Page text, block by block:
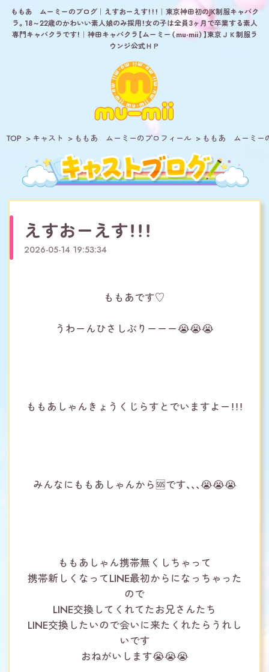
ももあ ムーミーのブログ｜えすおーえす！！！｜東京神田初のJK制服キャバク
ラ。18～22歳のかわいい素人娘のみ採用！女の子は全員3ヶ月で卒業する素人
専門キャバクラです！｜神田キャバクラ【ムーミー（mu-mii）】東京ＪＫ制服ラ
ウンジ公式ＨＰ
TOP キャスト ももあ ムーミーのプロフィール ももあ ムーミー
えすおーえす！！！
2026-05-14 19:53:34
ももあです♡
うわーんひさしぶりーーー😭😭😭
ももあしゃんきょうくじらすとでいますよー！！！
みんなにももあしゃんから🆘です、、、😭😭😭
ももあしゃん携帯無くしちゃって
携帯新しくなってLINE最初からになっちゃった
ので
LINE交換してくれてたお兄さんたち
LINE交換したいので会いに来たくれたらうれし
いです
おねがいします😭😭😭